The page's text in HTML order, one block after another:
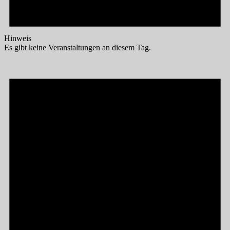
Hinweis
Es gibt keine Veranstaltungen an diesem Tag.